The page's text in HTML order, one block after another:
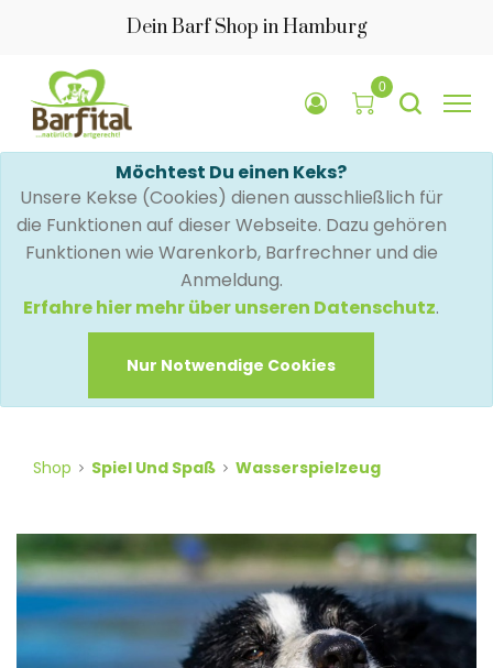
Dein Barf Shop in Hamburg
0
Möchtest Du einen Keks?
Unsere Kekse (Cookies) dienen ausschließlich für
die Funktionen auf dieser Webseite. Dazu gehören
Funktionen wie Warenkorb, Barfrechner und die
Anmeldung.
Erfahre hier mehr über unseren Datenschutz.
Nur Notwendige Cookies
Shop Spiel Und Spaß Wasserspielzeug